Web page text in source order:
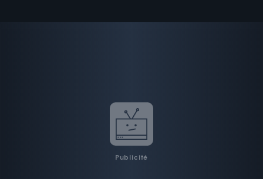
Publicité